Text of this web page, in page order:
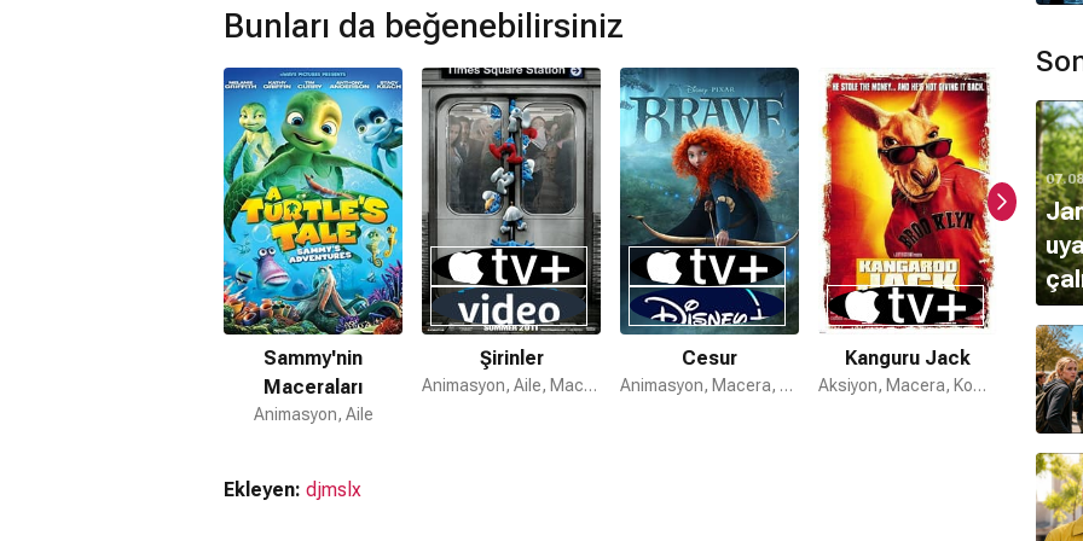
Ayı Yogi devam filmi var mı?
Bunları da beğenebilirsiniz
Sammy'nin
Maceraları
Animasyon, Aile
Şirinler
Animasyon, Aile, Macera
Cesur
Animasyon, Macera, Komedi
Kanguru Jack
Aksiyon, Macera, Komedi
Alvin
Ekleyen: djmslx